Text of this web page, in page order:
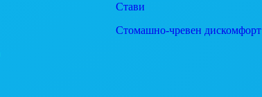
Стави
Стомашно-чревен дискомфорт